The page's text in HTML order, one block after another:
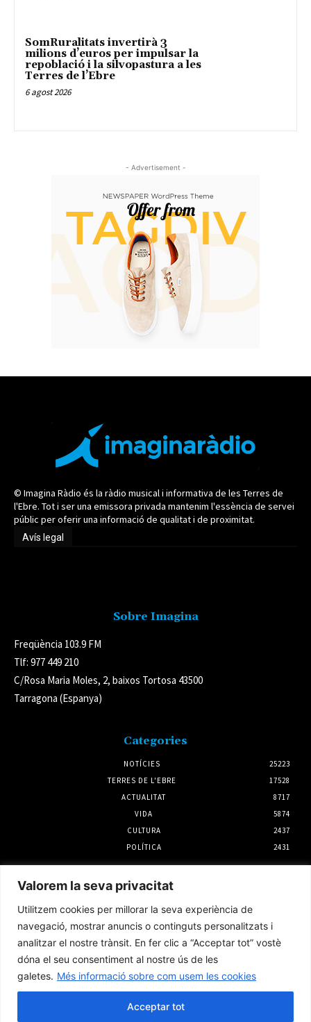
Valorem la seva privacitat
Utilitzem cookies per millorar la seva experiència de
navegació, mostrar anuncis o continguts personalitzats i
analitzar el nostre trànsit. En fer clic a “Acceptar tot” vostè
dóna el seu consentiment al nostre ús de les
galetes. Més informació sobre com usem les cookies
Acceptar tot
SomRuralitats invertirà 3
milions d’euros per impulsar la
repoblació i la silvopastura a les
Terres de l’Ebre
6 agost 2026
- Advertisement -
© Imagina Ràdio és la ràdio musical i informativa de les Terres de
l'Ebre. Tot i ser una emissora privada mantenim l'essència de servei
públic per oferir una informació de qualitat i de proximitat.
Avís legal
Sobre Imagina
Freqüència 103.9 FM
Tlf: 977 449 210
C/Rosa Maria Moles, 2, baixos Tortosa 43500
Tarragona (Espanya)
Categories
NOTÍCIES
25223
TERRES DE L'EBRE
17528
ACTUALITAT
8717
VIDA
5874
CULTURA
2437
POLÍTICA
2431
Francesc Barbero repetirà com a candidat
d’ERC – Entesa per Flix a les municipals del
2027
3 agost 2026
L’Ampolla programa una agenda estiuenca
per a tots els públics del 5 al 9 d’agost